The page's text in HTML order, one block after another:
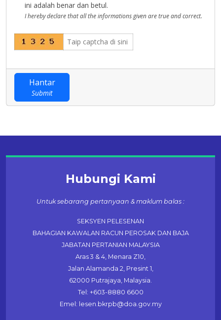
ini adalah benar dan betul.
I hereby declare that all the informations given are true and correct.
Hantar
Submit
Hubungi Kami
Untuk sebarang pertanyaan & maklum balas :
SEKSYEN PELESENAN
BAHAGIAN KAWALAN RACUN PEROSAK DAN BAJA
JABATAN PERTANIAN MALAYSIA
Aras 3 & 4, Menara Z10,
Jalan Alamanda 2, Presint 1,
62000 Putrajaya, Malaysia.
Tel: +603-8880 6600
Emel: lesen.bkrpb@doa.gov.my